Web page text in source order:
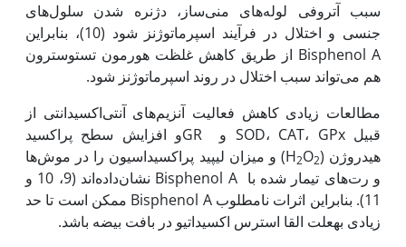
سبب آتروفی لوله‌های منی‌ساز، دژنره شدن سلول‌های
جنسی و اختلال در فرآیند اسپرماتوژنز ‌شود (10)، بنابراین
Bisphenol A از طریق کاهش غلظت هورمون تستوسترون
هم می‌تواند سبب اختلال در روند اسپرماتوژنز شود.
مطالعات زیادی کاهش فعالیت آنزیم‌های آنتی‌اکسیدانتی از
قبیل SOD، CAT، GPx و GRو افزایش سطح پراکسید
هیدروژن (H
2O2
) و میزان لیپید پراکسیداسیون را در موش‌ها
و رت‌های تیمار شده با Bisphenol A نشان‌داده‌اند (9، 10 و
11). بنابراین اثرات نامطلوب Bisphenol A ممکن است تا حد
زیادی به‏علت القا استرس اکسیداتیو در بافت بیضه باشد.